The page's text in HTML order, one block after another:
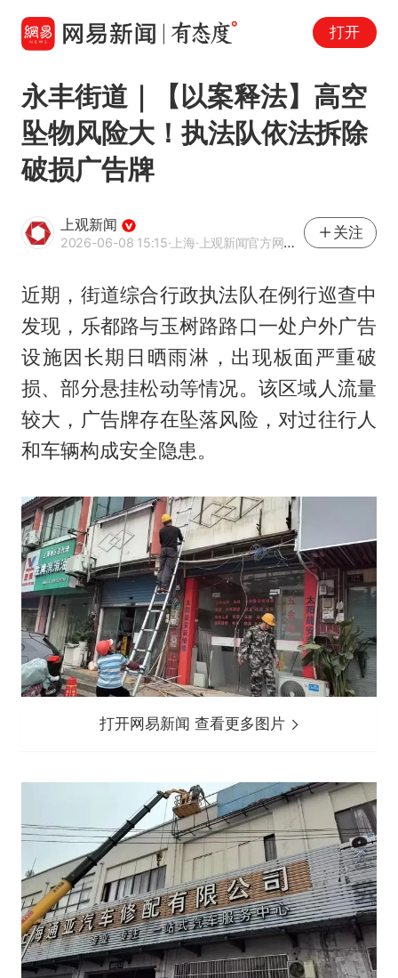
打开
永丰街道｜【以案释法】高空
坠物风险大！执法队依法拆除
破损广告牌
上观新闻
2026-06-08 15:15·上海·上观新闻官方网易号
关注
近期，街道综合行政执法队在例行巡查中
发现，乐都路与玉树路路口一处户外广告
设施因长期日晒雨淋，出现板面严重破
损、部分悬挂松动等情况。该区域人流量
较大，广告牌存在坠落风险，对过往行人
和车辆构成安全隐患。
打开网易新闻 查看更多图片